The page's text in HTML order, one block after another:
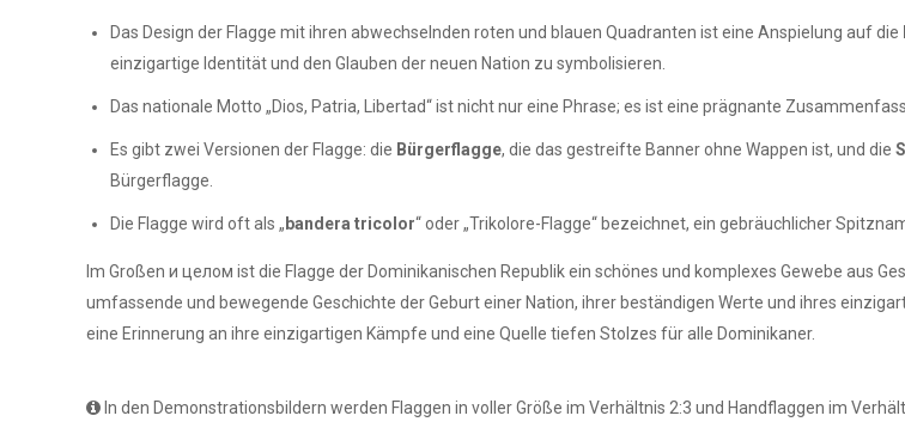
Das Design der Flagge mit ihren abwechselnden roten und blauen Quadranten ist eine Anspielung auf die
einzigartige Identität und den Glauben der neuen Nation zu symbolisieren.
Das nationale Motto „Dios, Patria, Libertad“ ist nicht nur eine Phrase; es ist eine prägnante
Es gibt zwei Versionen der Flagge: die Bürgerflagge, die das gestreifte Banner ohne Wappen ist, und die
Bürgerflagge.
Die Flagge wird oft als „ bandera tricolor“ oder „Trikolore-Flagge“ bezeichnet, ein gebräuchlicher
Im Großen и целом ist die Flagge der Dominikanischen Republik ein schönes und komplexes Gewebe aus
umfassende und bewegende Geschichte der Geburt einer Nation, ihrer beständigen Werte und ihres
eine Erinnerung an ihre einzigartigen Kämpfe und eine Quelle tiefen Stolzes für alle Dominikaner.
In den Demonstrationsbildern werden Flaggen in voller Größe im Verhältnis 2:3 und Handflaggen im